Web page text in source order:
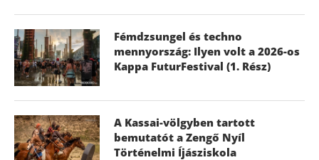
Fémdzsungel és techno
mennyország: Ilyen volt a 2026-os
Kappa FuturFestival (1. Rész)
A Kassai-völgyben tartott
bemutatót a Zengő Nyíl
Történelmi Íjásziskola